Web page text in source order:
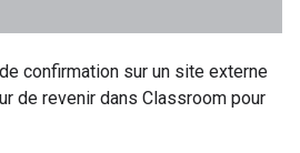
confirmation sur un site externe
de revenir dans Classroom pour